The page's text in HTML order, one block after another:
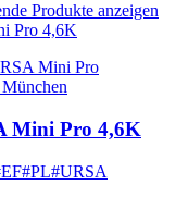
Produkte anzeigen
Pro 4,6K
Mini Pro 4,6K
#PL#URSA